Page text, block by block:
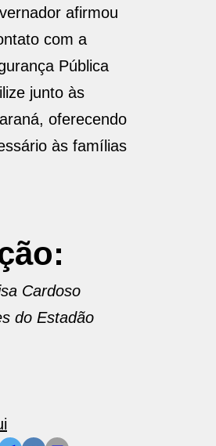
afirmou
com a
Pública
junto às
oferecendo
às famílias
Cardoso
do Estadão